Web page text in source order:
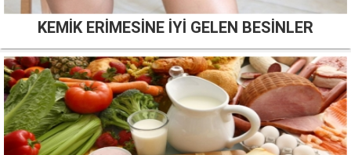
KEMİK ERİMESİNE İYİ GELEN BESİNLER